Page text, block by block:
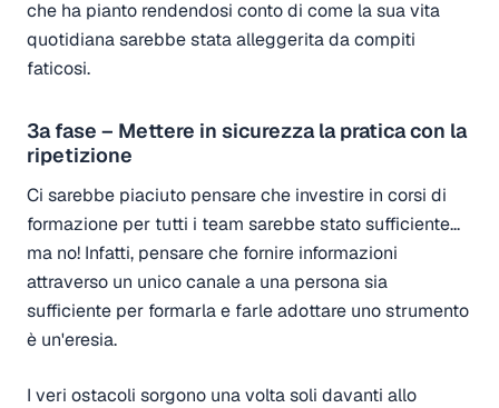
che ha pianto rendendosi conto di come la sua vita
quotidiana sarebbe stata alleggerita da compiti
faticosi.
3a fase – Mettere in sicurezza la pratica con la
ripetizione
Ci sarebbe piaciuto pensare che investire in corsi di
formazione per tutti i team sarebbe stato sufficiente...
ma no! Infatti, pensare che fornire informazioni
attraverso un unico canale a una persona sia
sufficiente per formarla e farle adottare uno strumento
è un'eresia.
I veri ostacoli sorgono una volta soli davanti allo